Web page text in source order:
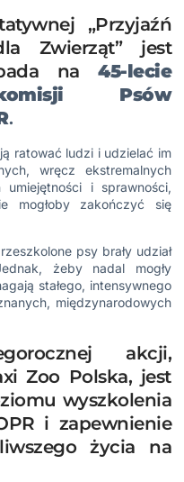
„Przyjaźń
Zwierząt” jest
na 45-lecie
Psów
.
ratować ludzi i udzielać im
wręcz ekstremalnych
i sprawności,
mogłoby zakończyć się
psy brały udział
żeby nadal mogły
stałego, intensywnego
międzynarodowych
akcji,
Zoo Polska, jest
wyszkolenia
i zapewnienie
życia na